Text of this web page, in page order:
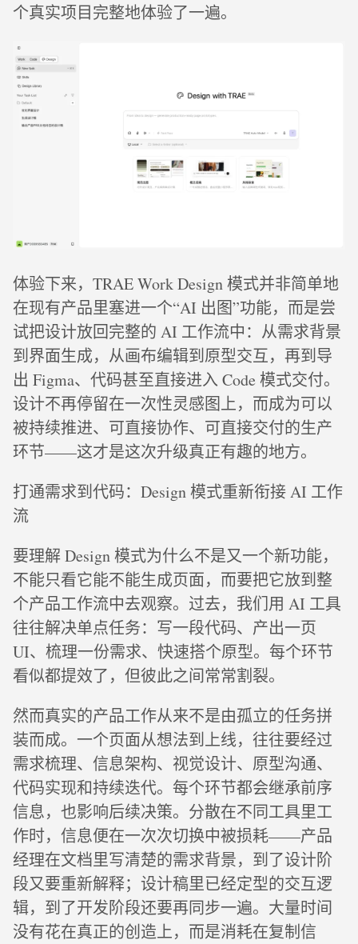
个真实项目完整地体验了一遍。
体验下来，TRAE Work Design 模式并非简单地
在现有产品里塞进一个“AI 出图”功能，而是尝
试把设计放回完整的 AI 工作流中：从需求背景
到界面生成，从画布编辑到原型交互，再到导
出 Figma、代码甚至直接进入 Code 模式交付。
设计不再停留在一次性灵感图上，而成为可以
被持续推进、可直接协作、可直接交付的生产
环节——这才是这次升级真正有趣的地方。
打通需求到代码：Design 模式重新衔接 AI 工作
流
要理解 Design 模式为什么不是又一个新功能，
不能只看它能不能生成页面，而要把它放到整
个产品工作流中去观察。过去，我们用 AI 工具
往往解决单点任务：写一段代码、产出一页
UI、梳理一份需求、快速搭个原型。每个环节
看似都提效了，但彼此之间常常割裂。
然而真实的产品工作从来不是由孤立的任务拼
装而成。一个页面从想法到上线，往往要经过
需求梳理、信息架构、视觉设计、原型沟通、
代码实现和持续迭代。每个环节都会继承前序
信息，也影响后续决策。分散在不同工具里工
作时，信息便在一次次切换中被损耗——产品
经理在文档里写清楚的需求背景，到了设计阶
段又要重新解释；设计稿里已经定型的交互逻
辑，到了开发阶段还要再同步一遍。大量时间
没有花在真正的创造上，而是消耗在复制信